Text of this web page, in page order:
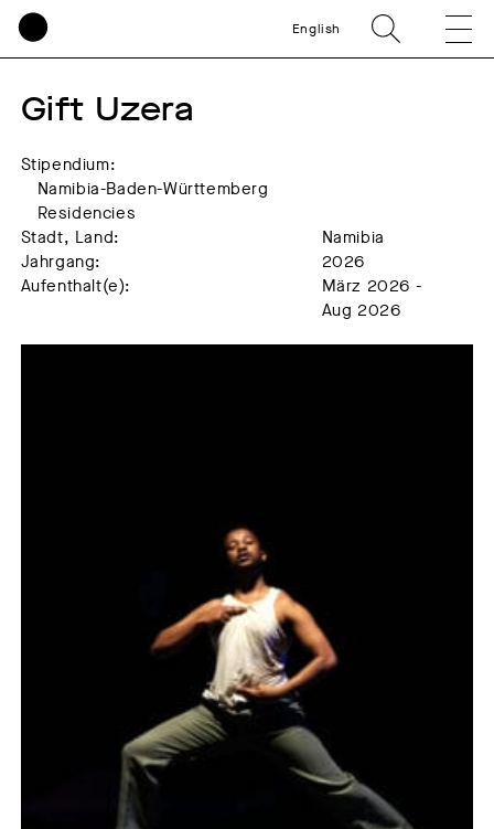
English
Gift Uzera
Stipendium:
Namibia-Baden-Württemberg
Residencies
Stadt, Land:
Namibia
Jahrgang:
2026
Aufenthalt(e):
März 2026 -
Aug 2026